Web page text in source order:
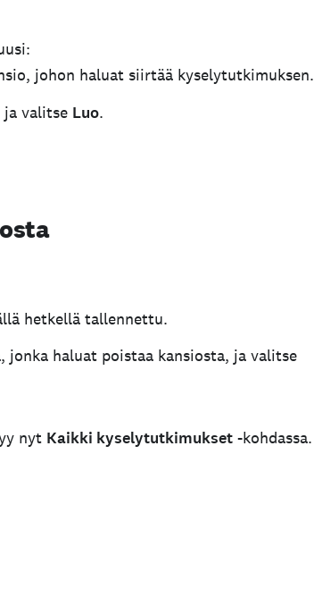
johon haluat siirtää kyselytutkimuksen.
ja valitse Luo.
hetkellä tallennettu.
haluat poistaa kansiosta, ja valitse
nyt Kaikki kyselytutkimukset -kohdassa.